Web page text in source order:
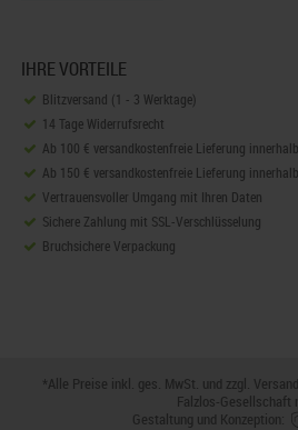
IHRE VORTEILE
Blitzversand (1 - 3 Werktage)
14 Tage Widerrufsrecht
Ab 100 € versandkostenfreie Lieferung
Ab 150 € versandkostenfreie Lieferung
Vertrauensvoller Umgang mit Ihren Daten
Sichere Zahlung mit SSL-Verschlüsselung
Bruchsichere Verpackung
*Alle Preise inkl. ges. MwSt. und zzgl. Versand
Falzlos-Gesellschaft
Gestaltung und Konzeption: